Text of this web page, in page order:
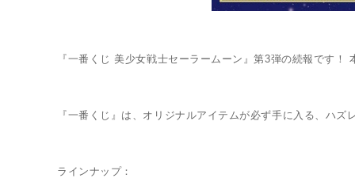
『一番くじ 美少女戦士セーラームーン』第3弾の続報です
『一番くじ』は、オリジナルアイテムが必ず手に入る、ハズ
ラインナップ：